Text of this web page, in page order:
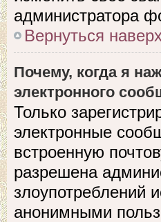
администратора
Вернуться
Почему, когда я
электронного
Только
электронные
встроенную
разрешена
злоупотреблений
анонимными